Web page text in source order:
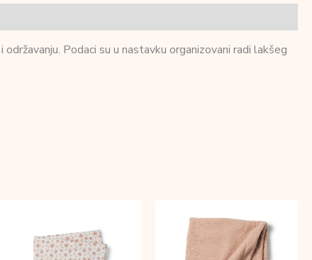
Podaci su u nastavku organizovani radi lakšeg